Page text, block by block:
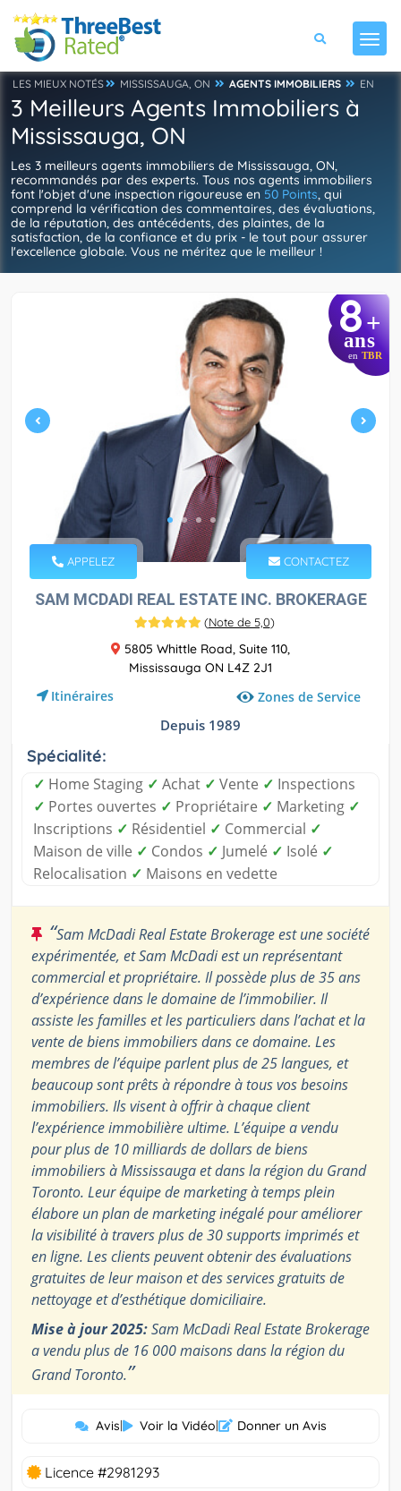
LES MIEUX NOTÉS MISSISSAUGA, ON AGENTS IMMOBILIERS EN
3 Meilleurs Agents Immobiliers à
Mississauga, ON
Les 3 meilleurs agents immobiliers de Mississauga, ON,
recommandés par des experts. Tous nos agents immobiliers
font l'objet d'une inspection rigoureuse en 50 Points, qui
comprend la vérification des commentaires, des évaluations,
de la réputation, des antécédents, des plaintes, de la
satisfaction, de la confiance et du prix - le tout pour assurer
l'excellence globale. Vous ne méritez que le meilleur !
8+
ans
en TBR
APPELEZ CONTACTEZ
SAM MCDADI REAL ESTATE INC. BROKERAGE
(Note de 5,0)
5805 Whittle Road, Suite 110,
Mississauga ON L4Z 2J1
Itinéraires Zones de Service
Depuis 1989
Spécialité:
✓ Home Staging ✓ Achat ✓ Vente ✓ Inspections
✓ Portes ouvertes ✓ Propriétaire ✓ Marketing ✓
Inscriptions ✓ Résidentiel ✓ Commercial ✓
Maison de ville ✓ Condos ✓ Jumelé ✓ Isolé ✓
Relocalisation ✓ Maisons en vedette
“Sam McDadi Real Estate Brokerage est une société
expérimentée, et Sam McDadi est un représentant
commercial et propriétaire. Il possède plus de 35 ans
d’expérience dans le domaine de l’immobilier. Il
assiste les familles et les particuliers dans l’achat et la
vente de biens immobiliers dans ce domaine. Les
membres de l’équipe parlent plus de 25 langues, et
beaucoup sont prêts à répondre à tous vos besoins
immobiliers. Ils visent à offrir à chaque client
l’expérience immobilière ultime. L’équipe a vendu
pour plus de 10 milliards de dollars de biens
immobiliers à Mississauga et dans la région du Grand
Toronto. Leur équipe de marketing à temps plein
élabore un plan de marketing inégalé pour améliorer
la visibilité à travers plus de 30 supports imprimés et
en ligne. Les clients peuvent obtenir des évaluations
gratuites de leur maison et des services gratuits de
nettoyage et d’esthétique domiciliaire.
Mise à jour 2025:Sam McDadi Real Estate Brokerage
a vendu plus de 16 000 maisons dans la région du
Grand Toronto.”
Avis| Voir la Vidéo| Donner un Avis
Licence #2981293